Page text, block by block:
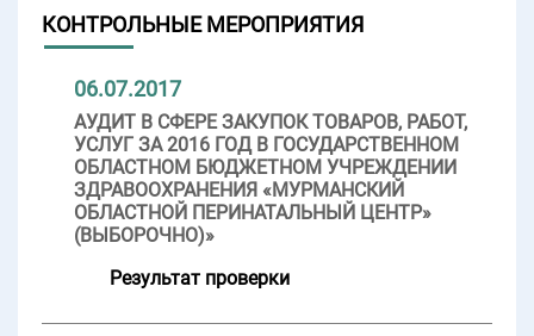
КОНТРОЛЬНЫЕ МЕРОПРИЯТИЯ
06.07.2017
АУДИТ В СФЕРЕ ЗАКУПОК ТОВАРОВ, РАБОТ,
УСЛУГ ЗА 2016 ГОД В ГОСУДАРСТВЕННОМ
ОБЛАСТНОМ БЮДЖЕТНОМ УЧРЕЖДЕНИИ
ЗДРАВООХРАНЕНИЯ «МУРМАНСКИЙ
ОБЛАСТНОЙ ПЕРИНАТАЛЬНЫЙ ЦЕНТР»
(ВЫБОРОЧНО)»
Результат проверки